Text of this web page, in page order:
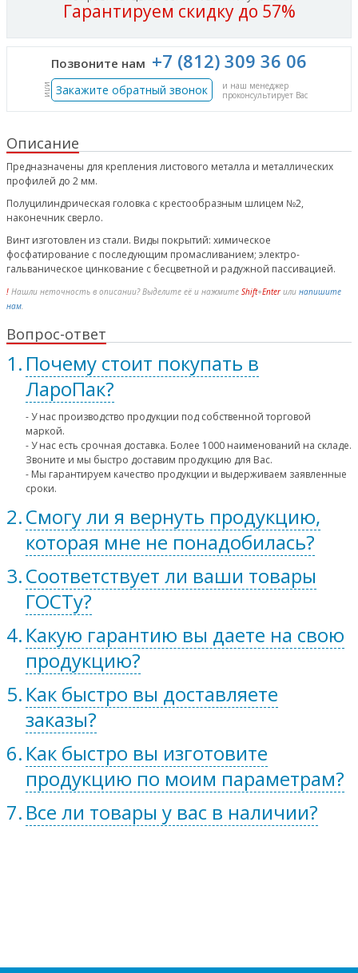
Гарантируем скидку до 57%
Позвоните нам +7 (812) 309 36 06
или Закажите обратный звонок
и наш менеджер
проконсультирует Вас
Описание
Предназначены для крепления листового металла и металлических
профилей до 2 мм.
Полуцилиндрическая головка с крестообразным шлицем №2,
наконечник сверло.
Винт изготовлен из стали. Виды покрытий: химическое
фосфатирование с последующим промасливанием; электро-
гальваническое цинкование с бесцветной и радужной пассивацией.
! Нашли неточность в описании? Выделите её и нажмите Shift+Enterили напишите
нам.
Вопрос-ответ
Почему стоит покупать в
ЛароПак?
- У нас производство продукции под собственной торговой
маркой.
- У нас есть срочная доставка. Более 1000 наименований на складе.
Звоните и мы быстро доставим продукцию для Вас.
- Мы гарантируем качество продукции и выдерживаем заявленные
сроки.
Смогу ли я вернуть продукцию,
которая мне не понадобилась?
Соответствует ли ваши товары
ГОСТу?
Какую гарантию вы даете на свою
продукцию?
Как быстро вы доставляете
заказы?
Как быстро вы изготовите
продукцию по моим параметрам?
Все ли товары у вас в наличии?